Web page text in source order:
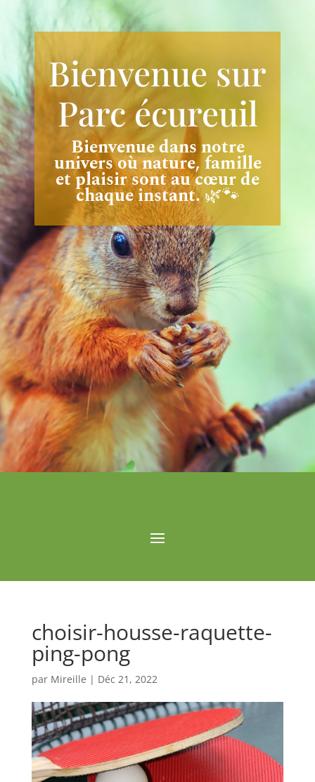
Bienvenue sur
Parc écureuil
Bienvenue dans notre
univers où nature, famille
et plaisir sont au cœur de
chaque instant.🌿🐾
choisir-housse-raquette-
ping-pong
par Mireille | Déc 21, 2022